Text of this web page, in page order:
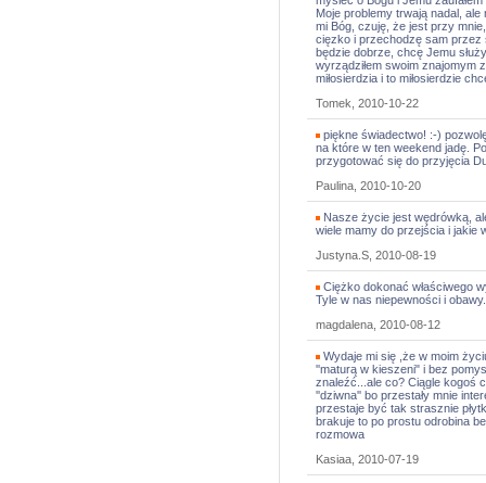
Moje problemy trwają nadal,
mi Bóg, czuję, że jest przy
cięzko i przechodzę sam przez
będzie dobrze, chcę Jemu
wyrządziłem swoim znajomym
miłosierdzia i to miłosierdzie
Tomek, 2010-10-22
piękne świadectwo! :-)
na które w ten weekend jadę.
przygotować się do przyjęcia
Paulina, 2010-10-20
Nasze życie jest wędrówką,
wiele mamy do przejścia i jakie
Justyna.S, 2010-08-19
Ciężko dokonać właściwego
Tyle w nas niepewności i
magdalena, 2010-08-12
Wydaje mi się ,że w moim
''maturą w kieszeni" i bez
znaleźć...ale co? Ciągle kogoś
''dziwna'' bo przestały mnie
przestaje być tak strasznie
brakuje to po prostu odrobina
rozmowa
Kasiaa, 2010-07-19